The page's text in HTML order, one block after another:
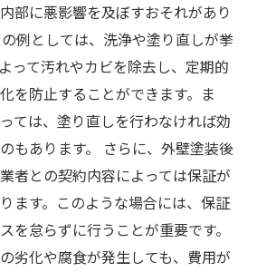
部に悪影響を及ぼすおそれがあり
例としては、洗浄や塗り直しが挙
って汚れやカビを除去し、定期的
を防止することができます。ま
ては、塗り直しを行わなければ効
もあります。 さらに、外壁塗装後
者との契約内容によっては保証が
ます。このような場合には、保証
を怠らずに行うことが重要です。
劣化や腐食が発生しても、費用が